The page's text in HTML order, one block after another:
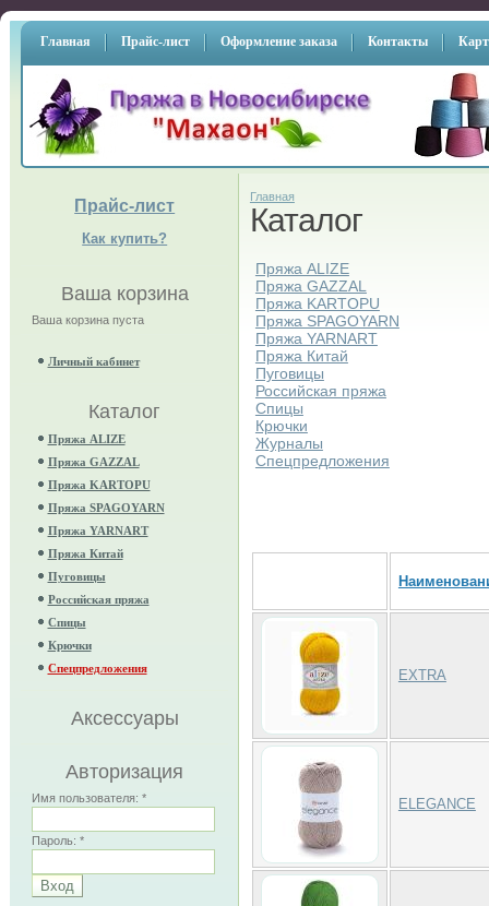
Главная Прайс-лист Оформление заказа Контакты
Прайс-лист
Как купить?
Ваша корзина
Ваша корзина пуста
Личный кабинет
Каталог
Пряжа ALIZE
Пряжа GAZZAL
Пряжа KARTOPU
Пряжа SPAGOYARN
Пряжа YARNART
Пряжа Китай
Пуговицы
Российская пряжа
Спицы
Крючки
Спецпредложения
Аксессуары
Авторизация
Имя пользователя: *
Пароль: *
Главная
Каталог
Пряжа ALIZE
Пряжа GAZZAL
Пряжа KARTOPU
Пряжа SPAGOYARN
Пряжа YARNART
Пряжа Китай
Пуговицы
Российская пряжа
Спицы
Крючки
Журналы
Спецпредложения
EXTRA
ELEGANCE